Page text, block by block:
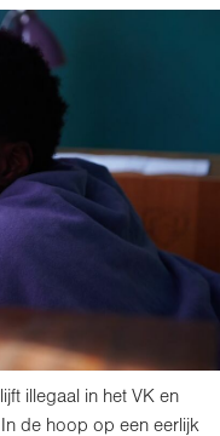
illegaal in het VK en
de hoop op een eerlijk